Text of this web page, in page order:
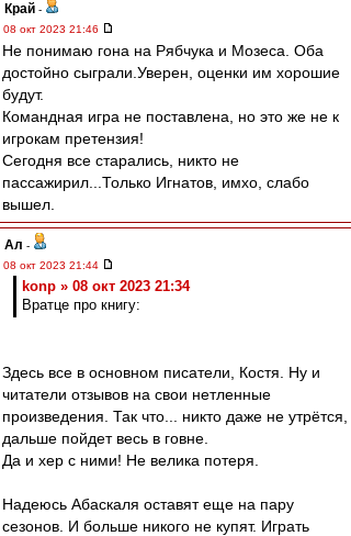
Край -
08 окт 2023 21:46
Не понимаю гона на Рябчука и Мозеса. Оба
достойно сыграли.Уверен, оценки им хорошие
будут.
Командная игра не поставлена, но это же не к
игрокам претензия!
Сегодня все старались, никто не
пассажирил...Только Игнатов, имхо, слабо
вышел.
Ал -
08 окт 2023 21:44
konp » 08 окт 2023 21:34
Вратце про книгу:
Здесь все в основном писатели, Костя. Ну и
читатели отзывов на свои нетленные
произведения. Так что... никто даже не утрётся,
дальше пойдет весь в говне.
Да и хер с ними! Не велика потеря.
Надеюсь Абаскаля оставят еще на пару
сезонов. И больше никого не купят. Играть